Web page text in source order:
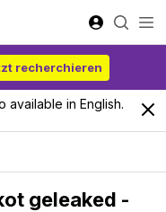
recherchieren
available in English.
geleaked -